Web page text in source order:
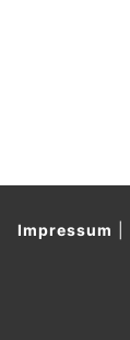
Impressum